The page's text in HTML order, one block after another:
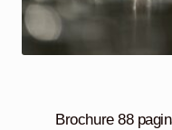
Brochure 88